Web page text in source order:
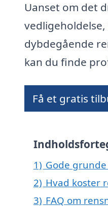
Uanset om det
dybdegående
kan du finde
Få et gratis
1) Gode
2) Hvad koster
3) FAQ om